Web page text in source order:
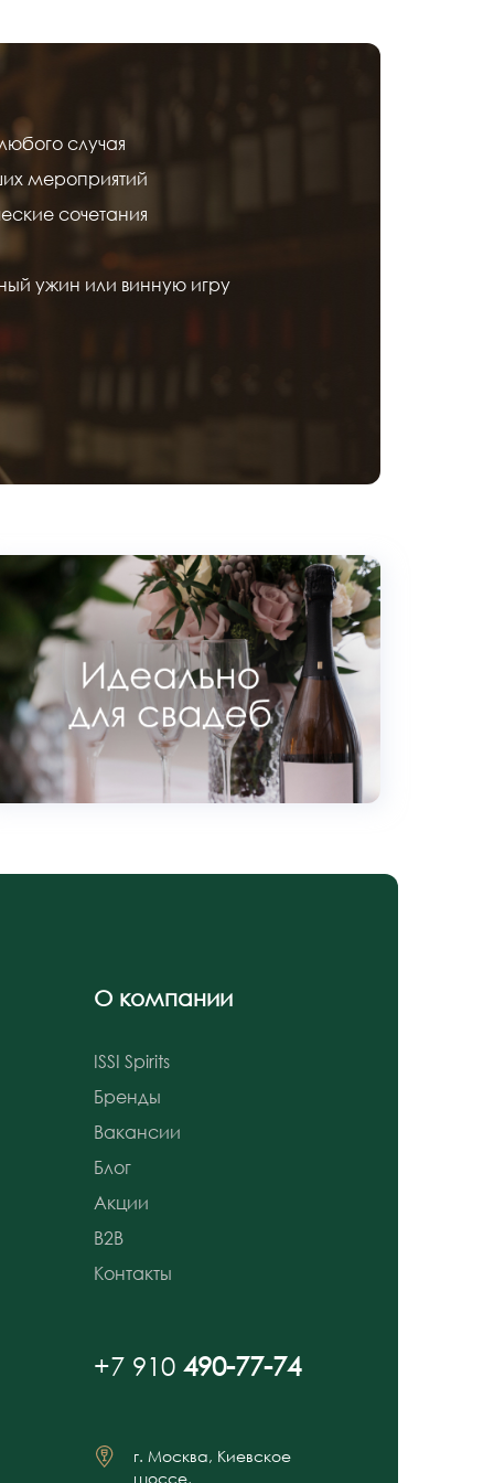
случая
мероприятий
сочетания
ужин или винную игру
О компании
ISSI Spirits
Бренды
Вакансии
Блог
Акции
B2B
Контакты
+7 910 490-77-74
г. Москва, Киевское
шоссе,